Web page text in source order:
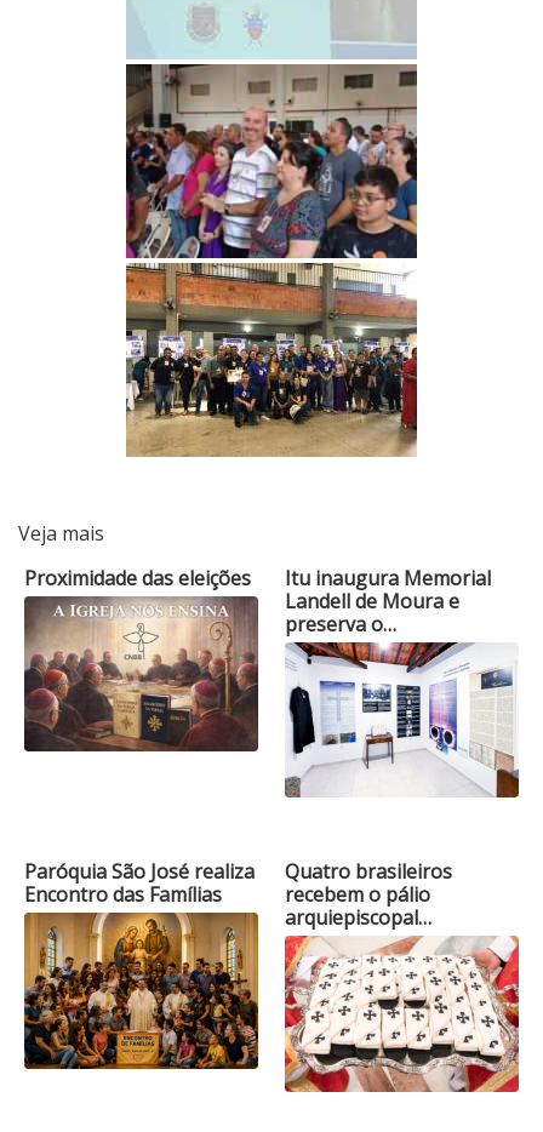
Veja mais
Proximidade das eleições
Itu inaugura Memorial
Landell de Moura e
preserva o…
Paróquia São José realiza
Encontro das Famílias
Quatro brasileiros
recebem o pálio
arquiepiscopal…